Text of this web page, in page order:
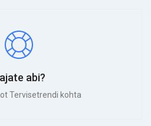
abi?
Tervisetrendi kohta